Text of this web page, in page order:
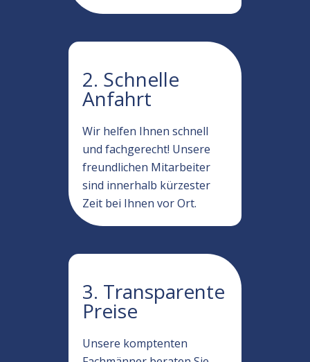
2. Schnelle
Anfahrt
Wir helfen Ihnen schnell
und fachgerecht! Unsere
freundlichen Mitarbeiter
sind innerhalb kürzester
Zeit bei Ihnen vor Ort.
3. Transparente
Preise
Unsere komptenten